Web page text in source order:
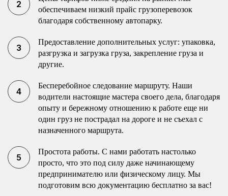
обеспечиваем низкий прайс грузоперевозок
благодаря собственному автопарку.
Предоставление дополнительных услуг: упаковка,
разгрузка и загрузка груза, закрепление груза и
другие.
Бесперебойное следование маршруту. Наши
водители настоящие мастера своего дела, благодаря
опыту и бережному отношению к работе еще ни
один груз не пострадал на дороге и не съехал с
назначенного маршрута.
Простота работы. С нами работать настолько
просто, что это под силу даже начинающему
предпринимателю или физическому лицу. Мы
подготовим всю документацию бесплатно за вас!